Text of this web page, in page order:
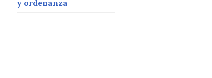
y ordenanza